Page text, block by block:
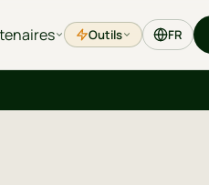
Outils FR